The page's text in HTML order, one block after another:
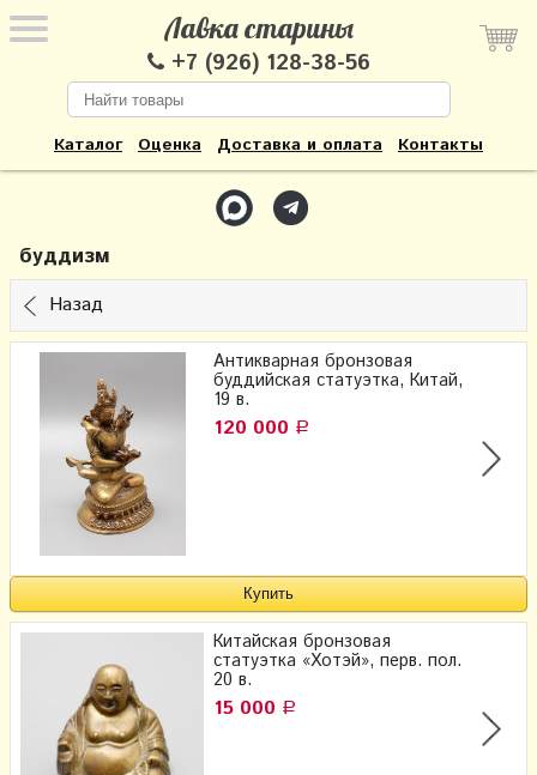
Лавка старины
+7 (926) 128-38-56
Каталог Оценка Доставка и оплата Контакты
буддизм
Назад
Антикварная бронзовая
буддийская статуэтка, Китай,
19 в.
120 000 Р
Китайская бронзовая
статуэтка «Хотэй», перв. пол.
20 в.
15 000 Р